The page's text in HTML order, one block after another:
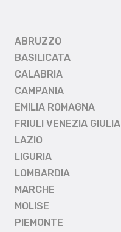
ABRUZZO
BASILICATA
CALABRIA
CAMPANIA
EMILIA ROMAGNA
FRIULI VENEZIA GIULIA
LAZIO
LIGURIA
LOMBARDIA
MARCHE
MOLISE
PIEMONTE